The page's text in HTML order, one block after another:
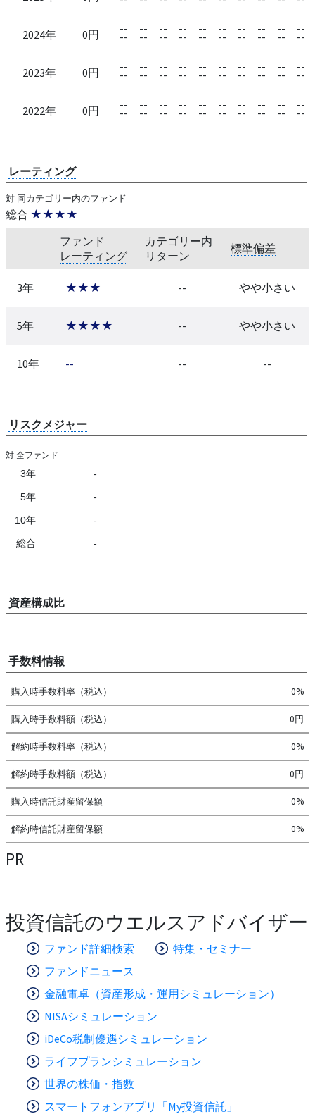
2024年 0円 --
--
--
--
--
--
--
--
--
--
--
--
--
--
--
--
--
--
--
--
2023年 0円 --
--
--
--
--
--
--
--
--
--
--
--
--
--
--
--
--
--
--
--
2022年 0円 --
--
--
--
--
--
--
--
--
--
--
--
--
--
--
--
--
--
--
--
レーティング
対 同カテゴリー内のファンド
総合 ★★★★
ファンド
レーティング
カテゴリー内
リターン
標準偏差
3年 ★★★ -- やや小さい
5年 ★★★★ -- やや小さい
10年 -- -- --
リスクメジャー
対 全ファンド
3年 -
5年 -
10年 -
総合 -
資産構成比
手数料情報
購入時手数料率（税込） 0%
購入時手数料額（税込） 0円
解約時手数料率（税込） 0%
解約時手数料額（税込） 0円
購入時信託財産留保額 0%
解約時信託財産留保額 0%
PR
投資信託のウエルスアドバイザー
ファンド詳細検索
特集・セミナー
ファンドニュース
金融電卓（資産形成・運用シミュレーション）
NISAシミュレーション
iDeCo税制優遇シミュレーション
ライフプランシミュレーション
世界の株価・指数
スマートフォンアプリ「My投資信託」